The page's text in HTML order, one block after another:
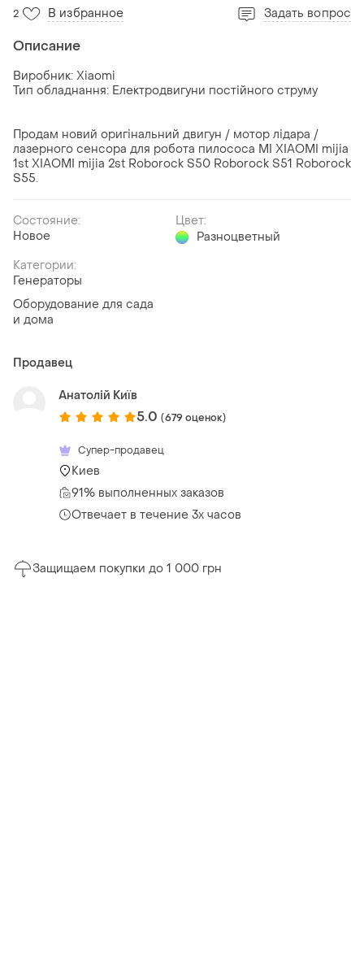
2 В избранное Задать вопрос
Описание
Виробник: Xiaomi
Тип обладнання: Електродвигуни постійного струму
Продам новий оригінальний двигун / мотор лідара /
лазерного сенсора для робота пилососа MI XIAOMI mijia
1st XIAOMI mijia 2st Roborock S50 Roborock S51 Roborock
S55.
Состояние:
Новое
Цвет:
Разноцветный
Категории:
Генераторы
Оборудование для сада
и дома
Продавец
Анатолій Київ
5.0 (679 оценок)
Супер-продавец
Киев
91% выполненных заказов
Отвечает в течение 3х часов
Защищаем покупки до 1 000 грн